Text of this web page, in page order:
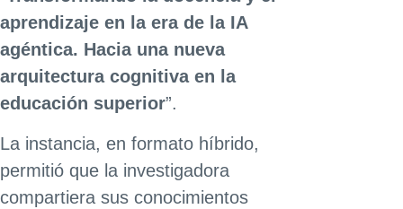
aprendizaje en la era de la IA
agéntica. Hacia una nueva
arquitectura cognitiva en la
educación superior”.
La instancia, en formato híbrido,
permitió que la investigadora
compartiera sus conocimientos